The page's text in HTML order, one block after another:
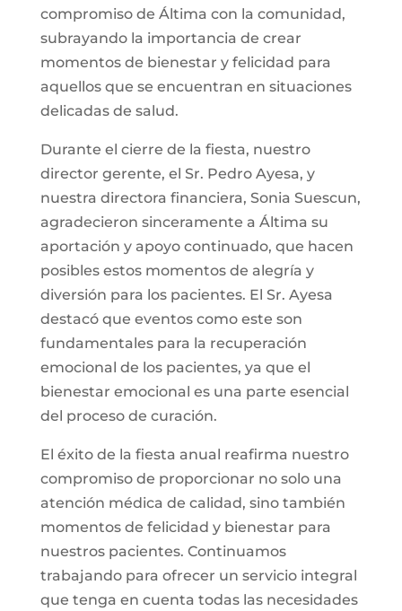
compromiso de Áltima con la comunidad,
subrayando la importancia de crear
momentos de bienestar y felicidad para
aquellos que se encuentran en situaciones
delicadas de salud.
Durante el cierre de la fiesta, nuestro
director gerente, el Sr. Pedro Ayesa, y
nuestra directora financiera, Sonia Suescun,
agradecieron sinceramente a Áltima su
aportación y apoyo continuado, que hacen
posibles estos momentos de alegría y
diversión para los pacientes. El Sr. Ayesa
destacó que eventos como este son
fundamentales para la recuperación
emocional de los pacientes, ya que el
bienestar emocional es una parte esencial
del proceso de curación.
El éxito de la fiesta anual reafirma nuestro
compromiso de proporcionar no solo una
atención médica de calidad, sino también
momentos de felicidad y bienestar para
nuestros pacientes. Continuamos
trabajando para ofrecer un servicio integral
que tenga en cuenta todas las necesidades